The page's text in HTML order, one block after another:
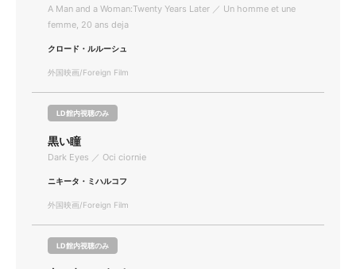
A Man and a Woman:Twenty Years Later ／ Un homme et une
femme, 20 ans deja
クロード・ルルーシュ
外国映画/Foreign Film
LD館内視聴のみ
黒い瞳
Dark Eyes ／ Oci ciornie
ニキータ・ミハルコフ
外国映画/Foreign Film
LD館内視聴のみ